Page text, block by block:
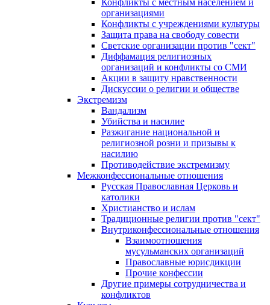
Конфликты с местным населением и
организациями
Конфликты с учреждениями культуры
Защита права на свободу совести
Светские организации против "сект"
Диффамация религиозных
организаций и конфликты со СМИ
Акции в защиту нравственности
Дискуссии о религии и обществе
Экстремизм
Вандализм
Убийства и насилие
Разжигание национальной и
религиозной розни и призывы к
насилию
Противодействие экстремизму
Межконфессиональные отношения
Русская Православная Церковь и
католики
Христианство и ислам
Традиционные религии против "сект"
Внутриконфессиональные отношения
Взаимоотношения
мусульманских организаций
Православные юрисдикции
Прочие конфессии
Другие примеры сотрудничества и
конфликтов